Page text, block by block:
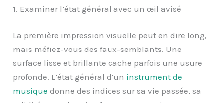
1. Examiner l’état général avec un œil avisé
La première impression visuelle peut en dire long,
mais méfiez-vous des faux-semblants. Une
surface lisse et brillante cache parfois une usure
profonde. L’état général d’un instrument de
musique donne des indices sur sa vie passée, sa